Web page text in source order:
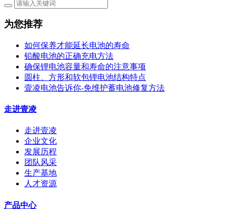
为您推荐
如何保养才能延长电池的寿命
铅酸电池的正确充电方法
确保锂电池容量和寿命的注意事项
圆柱、方形和软包锂电池结构特点
壹凌电池告诉你-免维护蓄电池修复方法
走进壹凌
走进壹凌
企业文化
发展历程
团队风采
生产基地
人才资源
产品中心